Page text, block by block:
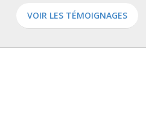
VOIR LES TÉMOIGNAGES